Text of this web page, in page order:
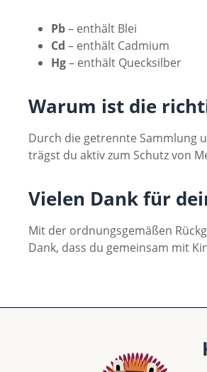
Pb– enthält Blei
Cd – enthält Cadmium
Hg– enthält Quecksilber
Warum ist die
Durch die getrennte Sammlung
trägst du aktiv zum Schutz von
Vielen Dank für
Mit der ordnungsgemäßen
Dank, dass du gemeinsam mit